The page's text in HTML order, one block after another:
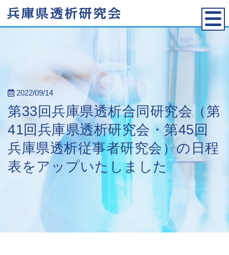
2022/09/14
第33回兵庫県透析合同研究会（第
41回兵庫県透析研究会・第45回
兵庫県透析従事者研究会）の日程
表をアップいたしました